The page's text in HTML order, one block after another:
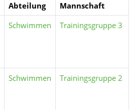
Abteilung
Mannschaft
Schwimmen Trainingsgruppe 3
Schwimmen Trainingsgruppe 2